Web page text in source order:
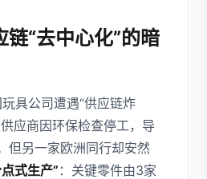
链“去中心化”的暗
具公司遭遇“供应链炸
应商因环保检查停工，导
但另一家欧洲同行却安然
式生产”：关键零件由3家